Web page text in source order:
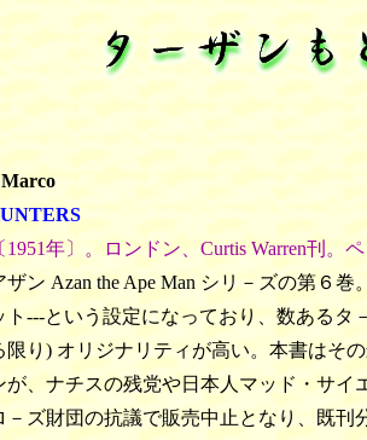
年〕。ロンドン、Curtis Warren刊。
ザン Azan the Ape Man シリ－ズの第６
ト---という設定になっており、数あるタ
限り) オリジナリティが高い。本書はそ
が、ナチスの残党や日本人マッド・サイ
－ズ財団の抗議で販売中止となり、既